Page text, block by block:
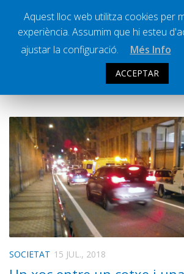
Societat
Successos
Esports
La Banqueta
Transmissions Esportives
Pòdcasts
Vídeos
Ràdio Calella
ARXIU DIARI: 15 JULIOL
SOCIETAT 15 JUL., 2018
Aquest lloc web utilitza cookies per
experiència. Assumim que hi esteu
ajustar la configuració.
Més Info
ACCEPTAR